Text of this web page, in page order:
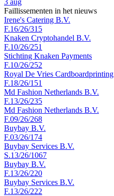
Faillissementen in het nieuws
Irene's Catering B.V.
F.16/26/315
Knaken Cryptohandel B.V.
F.10/26/251
Stichting Knaken Payments
F.10/26/252
Royal De Vries Cardboardprinting
F.18/26/151
Md Fashion Netherlands B.V.
F.13/26/235
Md Fashion Netherlands B.V.
F.09/26/268
Buybay B.V.
F.03/26/174
Buybay Services B.V.
S.13/26/1067
Buybay B.V.
F.13/26/220
Buybay Services B.V.
F.13/26/222